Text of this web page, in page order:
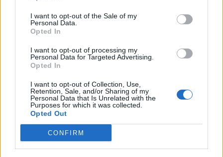
I want to opt-out of the Sale of my
Personal Data.
Opted In
I want to opt-out of processing my
Personal Data for Targeted Advertising.
Opted In
I want to opt-out of Collection, Use,
Retention, Sale, and/or Sharing of my
Personal Data that Is Unrelated with the
Purposes for which it was collected.
Opted Out
CONFIRM
Jól halad a Tusnádfürdőt ellátó
vízvezeték építése